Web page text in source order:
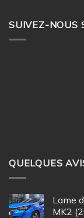
SUIVEZ-NOUS
QUELQUES
Lame
MK2